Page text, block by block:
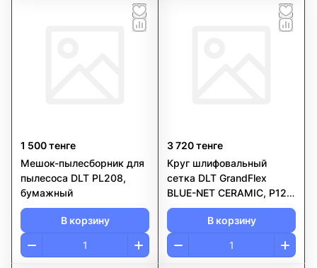
1 500 тенге
Мешок-пылесборник для
пылесоса DLT PL208,
бумажный
В корзину
3 720 тенге
Круг шлифовальный
сетка DLT GrandFlex
BLUE-NET CERAMIC, P120,
150 мм, 10шт
В корзину